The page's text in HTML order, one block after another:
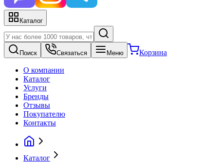
Каталог
Поиск Связаться Меню Корзина
О компании
Каталог
Услуги
Бренды
Отзывы
Покупателю
Контакты
Каталог